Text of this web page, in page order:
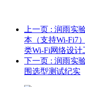
上一页 : 润雨实
本（支持Wi-Fi7
类Wi-Fi网络设计
下一页 : 润雨实
围选型测试纪实